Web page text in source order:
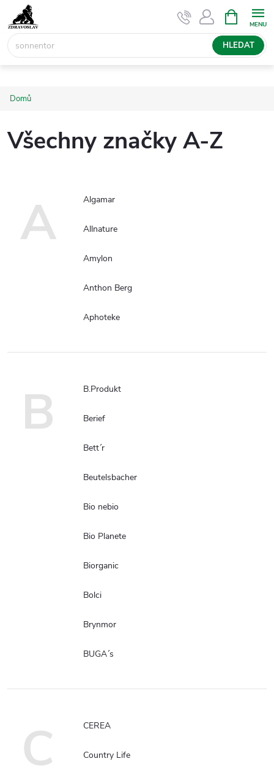
na
obsah
HLEDAT
NÁKUPNÍ
KOŠÍK
Domů
Všechny značky A-Z
A Algamar
Allnature
Amylon
Anthon Berg
Aphoteke
B B.Produkt
Berief
Bett´r
Beutelsbacher
Bio nebio
Bio Planete
Biorganic
Bolci
Brynmor
BUGA´s
C CEREA
Country Life